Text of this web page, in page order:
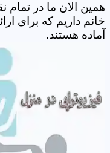
همین الان ما در تمام
خانم داریم که برای
آماده هستند.